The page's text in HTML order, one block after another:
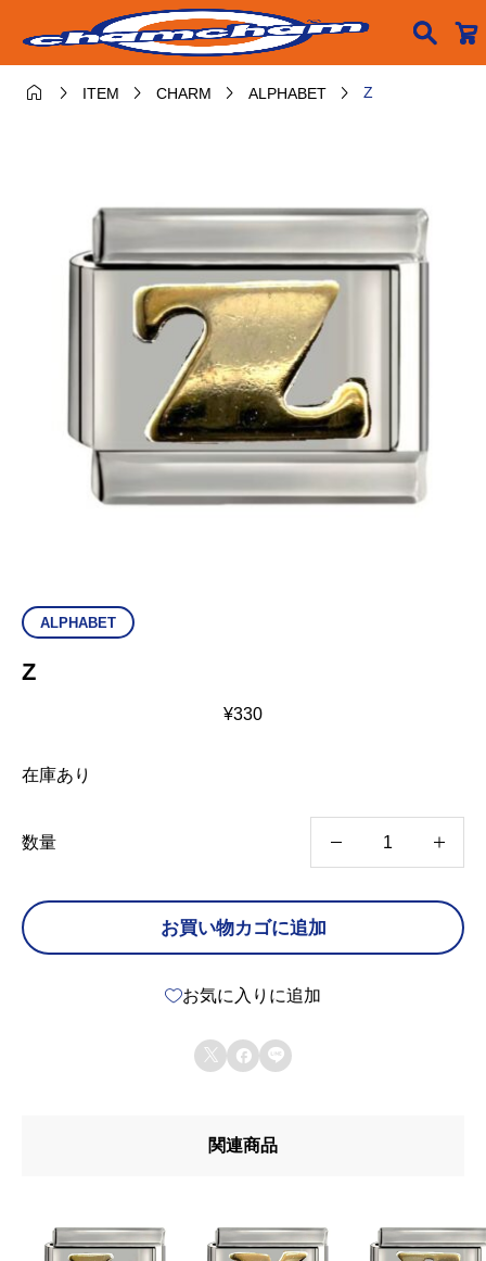

  ITEM  CHARM  ALPHABET  Z
ALPHABET
Z
¥330
在庫あり
数量
個
お買い物カゴに追加
お気に入りに追加
  
関連商品